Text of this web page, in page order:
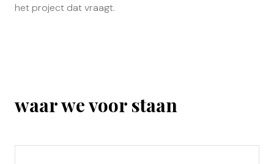
het project dat vraagt.
waar we voor staan